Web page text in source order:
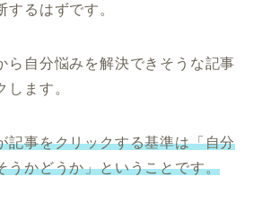
するはずです。
ら自分悩みを解決できそうな記事
します。
記事をクリックする基準は「自分
うかどうか」ということです。